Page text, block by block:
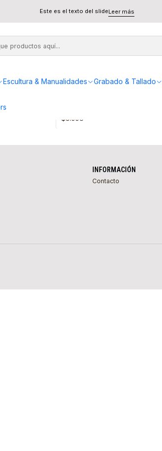
Escultura & Manualidades Grabado & Tallado
Este es el texto del slideLeer más
$5.990
INFORMACIÓN
Contacto